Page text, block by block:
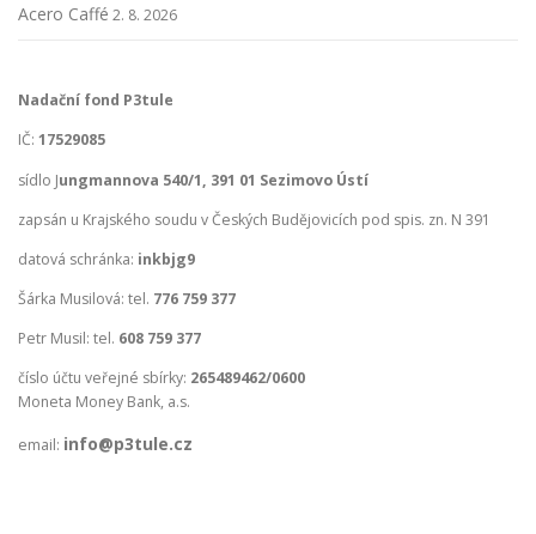
s
v
k
y
Acero Caffé 2. 8. 2026
Nadační fond P3tule
IČ: 17529085
sídlo Jungmannova 540/1, 391 01 Sezimovo Ústí
zapsán u Krajského soudu v Českých Budějovicích pod spis. zn. N 391
datová schránka: inkbjg9
Šárka Musilová: tel. 776 759 377
Petr Musil: tel. 608 759 377
číslo účtu veřejné sbírky: 265489462/0600
Moneta Money Bank, a.s.
email: info@p3tule.cz